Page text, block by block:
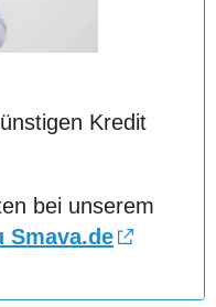
Kredit
bei unserem
Smava.de